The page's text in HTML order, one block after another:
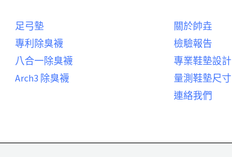
足弓墊
專利除臭襪
八合一除臭襪
Arch3 除臭襪
關於帥垚
檢驗報告
專業鞋墊設計
量測鞋墊尺寸
連絡我們